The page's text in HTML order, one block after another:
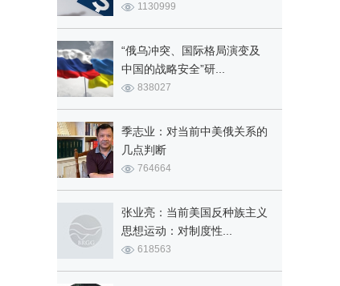
1130999
“俄乌冲突、国际格局演变及
中国的战略安全”研...
838027
季志业：对当前中美俄关系的
几点判断
764664
张业亮：当前美国反种族主义
思想运动：对制度性...
618563